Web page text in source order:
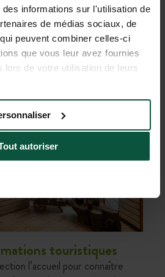
des informations sur l'utilisation de
de médias sociaux, de
peuvent combiner celles-ci
que vous leur avez fournies
lors de votre utilisation de leurs
autoriser
commencent
touristiques
l’accueil pour connaître